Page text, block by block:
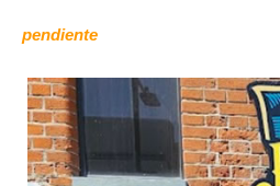
pendiente